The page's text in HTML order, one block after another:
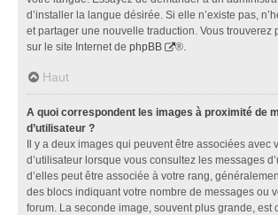
d’installer la langue désirée. Si elle n’existe pas,
et partager une nouvelle traduction. Vous trouverez
sur le site Internet de phpBB ®.
Haut
A quoi correspondent les images à proximité de
d’utilisateur ?
Il y a deux images qui peuvent être associées avec
d’utilisateur lorsque vous consultez les messages
d’elles peut être associée à votre rang,
des blocs indiquant votre nombre de messages ou
forum. La seconde image, souvent plus grande, est